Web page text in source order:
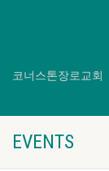
코너스톤장로교회
EVENTS